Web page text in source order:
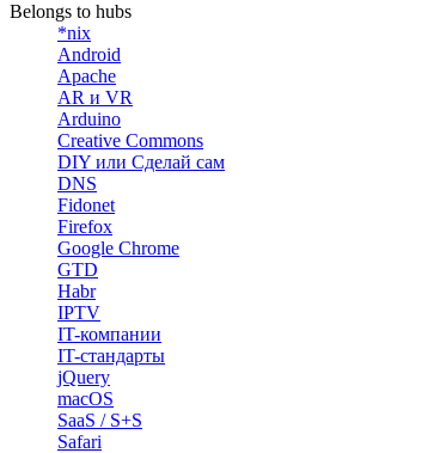
Belongs to hubs
*nix
Android
Apache
AR и VR
Arduino
Creative Commons
DIY или Сделай сам
DNS
Fidonet
Firefox
Google Chrome
GTD
Habr
IPTV
IT-компании
IT-стандарты
jQuery
macOS
SaaS / S+S
Safari